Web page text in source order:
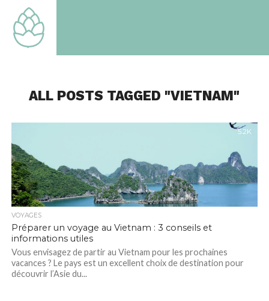
TOUT
SAVOIR
NOTRE
ALL POSTS TAGGED "VIETNAM"
5.2K
VOYAGES
Préparer un voyage au Vietnam : 3 conseils et
informations utiles
Vous envisagez de partir au Vietnam pour les prochaines
vacances ? Le pays est un excellent choix de destination pour
découvrir l’Asie du...